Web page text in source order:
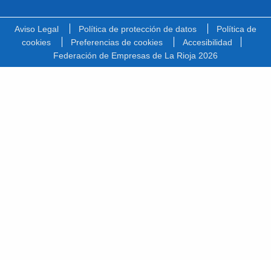
Aviso Legal Política de protección de datos
Política de
cookies
Preferencias de cookies
Accesibilidad
Federación de Empresas de La Rioja 2026